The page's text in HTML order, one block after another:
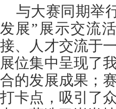
与大赛同期举
发展”展示交流
接、人才交流于
展位集中呈现了
合的发展成果；
打卡点，吸引了